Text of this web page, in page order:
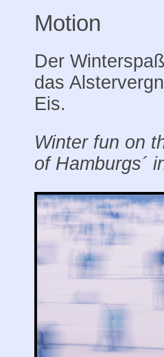
Motion
Der
das
Eis.
Winter fun on
of Hamburgs´